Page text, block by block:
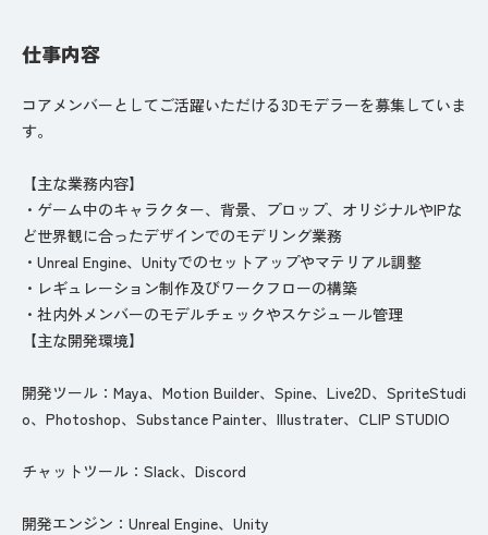
仕事内容
コアメンバーとしてご活躍いただける3Dモデラーを募集していま
す。
【主な業務内容】
・ゲーム中のキャラクター、背景、プロップ、オリジナルやIPな
ど世界観に合ったデザインでのモデリング業務
・Unreal Engine、Unityでのセットアップやマテリアル調整
・レギュレーション制作及びワークフローの構築
・社内外メンバーのモデルチェックやスケジュール管理
【主な開発環境】
開発ツール：Maya、Motion Builder、Spine、Live2D、SpriteStudi
o、Photoshop、Substance Painter、Illustrater、CLIP STUDIO
チャットツール：Slack、Discord
開発エンジン：Unreal Engine、Unity